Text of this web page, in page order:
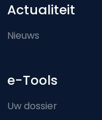
Actualiteit
Nieuws
e-Tools
Uw dossier